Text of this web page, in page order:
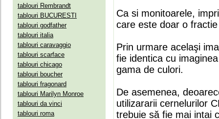
tablouri Rembrandt
tablouri BUCURESTI
tablouri godfather
tablouri italia
tablouri caravaggio
tablouri scarface
tablouri chicago
tablouri boucher
tablouri fragonard
tablouri Marilyn Monroe
tablouri da vinci
tablouri roma
Ca si monitoarele,
care este doar o
Prin urmare acelaşi
fie identica cu
gama de culori.
De asemenea,
utilizararii cernelurilor
trebuie să fie mai intai